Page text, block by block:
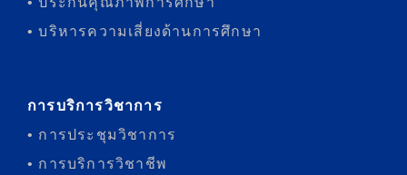
• บริหารความเสี่ยงด้านการศึกษา
การบริการวิชาการ
• การประชุมวิชาการ
• การบริการวิชาชีพ